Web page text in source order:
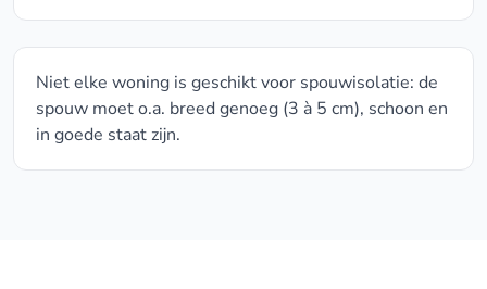
Niet elke woning is geschikt voor spouwisolatie: de
spouw moet o.a. breed genoeg (3 à 5 cm), schoon en
in goede staat zijn.